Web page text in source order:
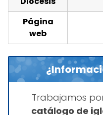
Página
web
Trabajamos
catálogo de